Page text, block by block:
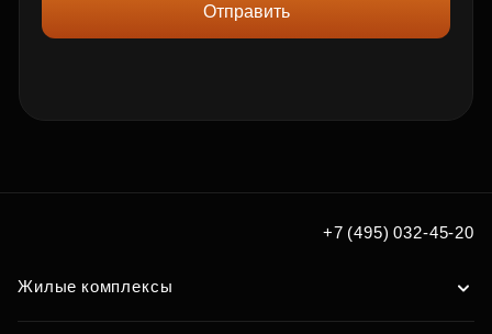
Отправить
+7 (495) 032-45-20
Жилые комплексы